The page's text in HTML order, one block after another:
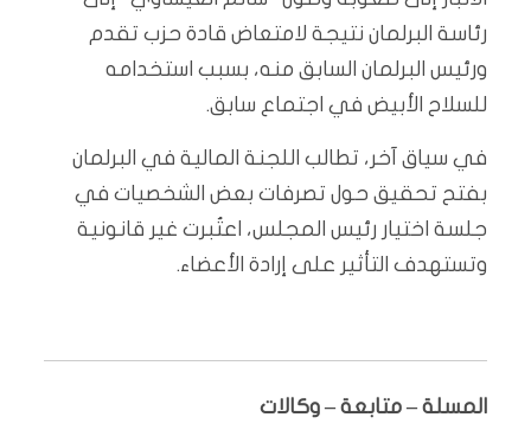
رئاسة البرلمان نتيجة لامتعاض قادة حزب تقدم
ورئيس البرلمان السابق منه، بسبب استخدامه
للسلاح الأبيض في اجتماع سابق.
في سياق آخر، تطالب اللجنة المالية في البرلمان
بفتح تحقيق حول تصرفات بعض الشخصيات في
جلسة اختيار رئيس المجلس، اعتُبرت غير قانونية
وتستهدف التأثير على إرادة الأعضاء.
المسلة – متابعة – وكالات